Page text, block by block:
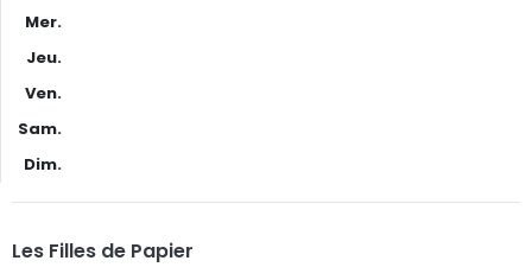
Mer.
Jeu.
Ven.
Sam.
Dim.
Les Filles de Papier